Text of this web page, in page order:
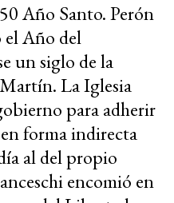
Año Santo. Perón
Año del
un siglo de la
La Iglesia
para adherir
forma indirecta
al del propio
encomió en